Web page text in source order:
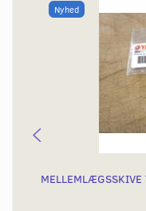
Nyhed
MELLEMLÆGSSKIVE